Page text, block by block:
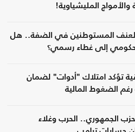
والأمواج المليشياوية!
لعنف المستوطنين في الضفة.. هل
إلى غطاء رسمي؟
تؤكد امتلاك "أدوات" لضمان
الضغوط المالية
الجمهوري.. الحرب وغلاء